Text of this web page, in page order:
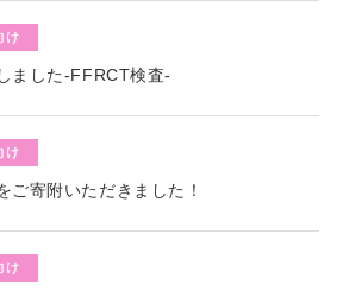
け
ました-FFRCT検査-
け
ご寄附いただきました！
け